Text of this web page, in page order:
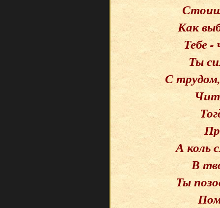
Как
Тебе
Ты
С
А коль
В
Ты